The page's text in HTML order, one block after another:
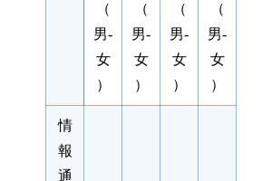
（
男-
女
）
（
男-
女
）
（
男-
女
）
（
男-
女
）
情
報
通